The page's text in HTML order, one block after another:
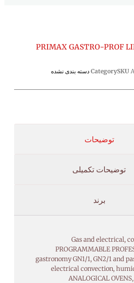
PRIMAX GASTRO-PROF
SKU
Category دسته بندی نشده
توضیحات
توضیحات تکمیلی
برند
Gas and electrical,
PROGRAMMABLE
gastronomy GN1/1, GN2/1 and
electrical convection,
ANALOGICAL